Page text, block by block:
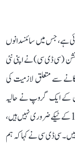
ہے، جس میں سائنسدانوں
(سی ڈی سی) نے اپنی نئی
کے لیے کووڈ-19 کا ٹیکہ لگانے سے متعلق لازمیت کی
کے ایک گروپ نے حالیہ
گائیڈلائن میں کہا ہے کہ اب تمام لوگوں کے لیے کووڈ-19 کے ٹیکے ضروری نہیں ہیں،
نہیں۔ سی ڈی سی نے کہا کہ ہم